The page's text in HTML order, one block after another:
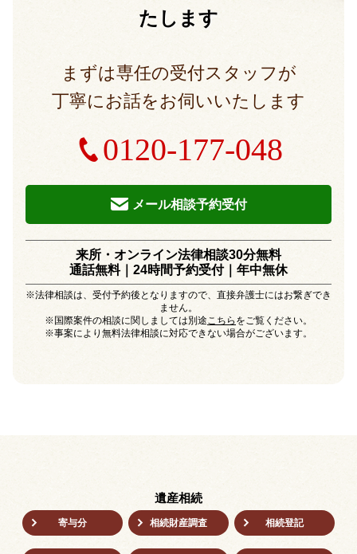
たします
まずは専任の受付スタッフが
丁寧にお話をお伺いいたします
0120-177-048
メール相談予約受付
来所・オンライン法律相談30分無料
通話無料｜24時間予約受付｜年中無休
※法律相談は、受付予約後となりますので、直接弁護士にはお繋ぎでき
ません。
※国際案件の相談に関しましては別途 こちら をご覧ください。
※事案により無料法律相談に対応できない場合がございます。
遺産相続
寄与分 相続財産調査 相続登記